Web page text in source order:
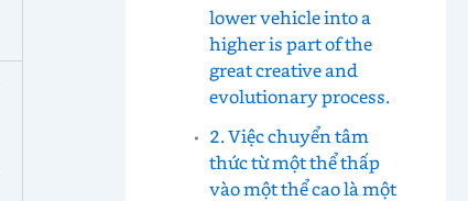
lower vehicle into a
higher is part of the
great creative and
evolutionary process.
2. Việc chuyển tâm
thức từ một thể thấp
vào một thể cao là một